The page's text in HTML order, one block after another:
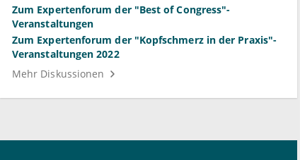
Zum Expertenforum der "Best of Congress"-
Veranstaltungen
Zum Expertenforum der "Kopfschmerz in der Praxis"-
Veranstaltungen 2022
Mehr Diskussionen